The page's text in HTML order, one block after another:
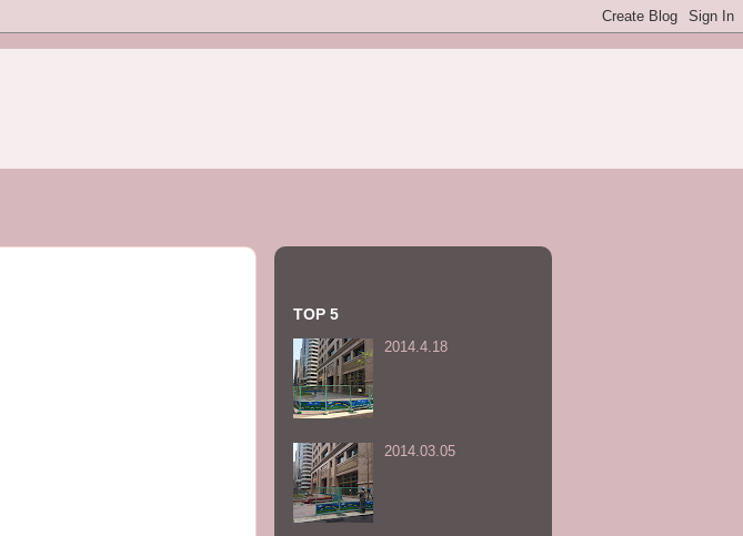
TOP 5
2014.4.18
2014.03.05